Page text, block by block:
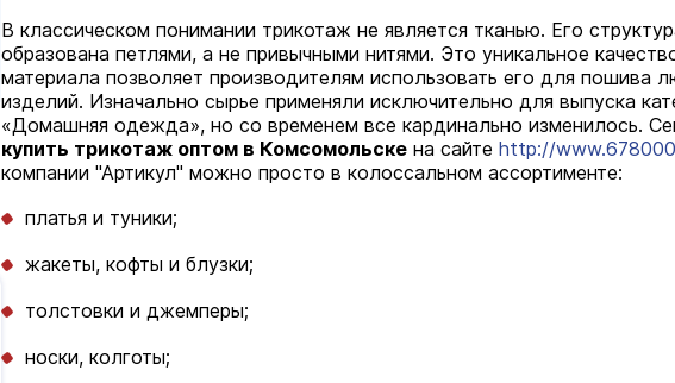
В классическом понимании трикотаж не является тканью. Его
образована петлями, а не привычными нитями. Это уникальное
материала позволяет производителям использовать его для пошива
изделий. Изначально сырье применяли исключительно для выпуска
«Домашняя одежда», но со временем все кардинально изменилось.
купить трикотаж оптом в Комсомольске на сайте http://
компании "Артикул" можно просто в колоссальном ассортименте:
платья и туники;
жакеты, кофты и блузки;
толстовки и джемперы;
носки, колготы;